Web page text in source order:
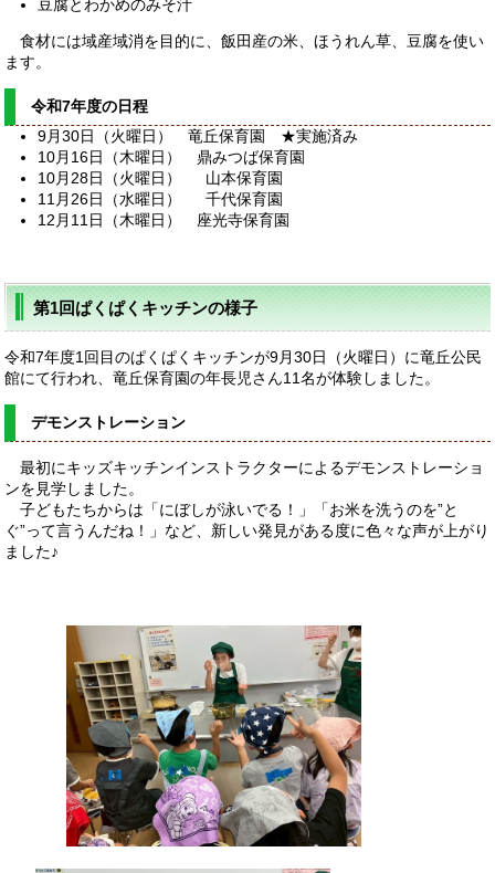
豆腐とわかめのみそ汁
食材には域産域消を目的に、飯田産の米、ほうれん草、豆腐を使い
ます。
令和7年度の日程
9月30日（火曜日） 竜丘保育園 ★実施済み
10月16日（木曜日） 鼎みつば保育園
10月28日（火曜日） 山本保育園
11月26日（水曜日） 千代保育園
12月11日（木曜日） 座光寺保育園
第1回ぱくぱくキッチンの様子
令和7年度1回目のぱくぱくキッチンが9月30日（火曜日）に竜丘公民
館にて行われ、竜丘保育園の年長児さん11名が体験しました。
デモンストレーション
最初にキッズキッチンインストラクターによるデモンストレーショ
ンを見学しました。
子どもたちからは「にぼしが泳いでる！」「お米を洗うのを”と
ぐ”って言うんだね！」など、新しい発見がある度に色々な声が上がり
ました♪